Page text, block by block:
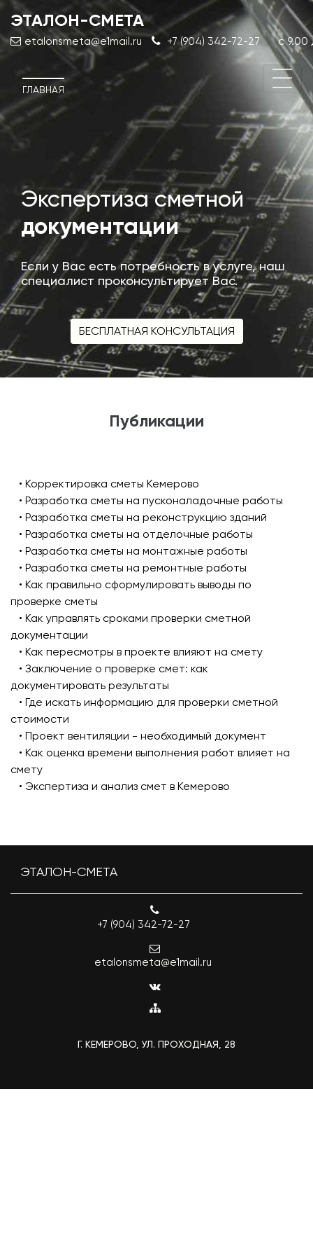
ЭТАЛОН-СМЕТА
etalonsmeta@e1mail.ru +7 (904) 342-72-27 с 9.00
ГЛАВНАЯ
Экспертиза сметной
документации
Если у Вас есть потребность в услуге, наш
специалист проконсультирует Вас.
БЕСПЛАТНАЯ КОНСУЛЬТАЦИЯ
Публикации
• Корректировка сметы Кемерово
• Разработка сметы на пусконаладочные работы
• Разработка сметы на реконструкцию зданий
• Разработка сметы на отделочные работы
• Разработка сметы на монтажные работы
• Разработка сметы на ремонтные работы
• Как правильно сформулировать выводы по
проверке сметы
• Как управлять сроками проверки сметной
документации
• Как пересмотры в проекте влияют на смету
• Заключение о проверке смет: как
документировать результаты
• Где искать информацию для проверки сметной
стоимости
• Проект вентиляции - необходимый документ
• Как оценка времени выполнения работ влияет на
смету
• Экспертиза и анализ смет в Кемерово
ЭТАЛОН-СМЕТА
+7 (904) 342-72-27
etalonsmeta@e1mail.ru
Г. КЕМЕРОВО, УЛ. ПРОХОДНАЯ, 28